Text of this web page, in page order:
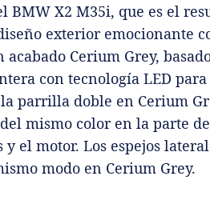
X2 M35i, que es el
exterior emocionante
Cerium Grey,
con tecnología LED
parrilla doble en Cerium
mismo color en la parte
el motor. Los espejos
modo en Cerium Grey.